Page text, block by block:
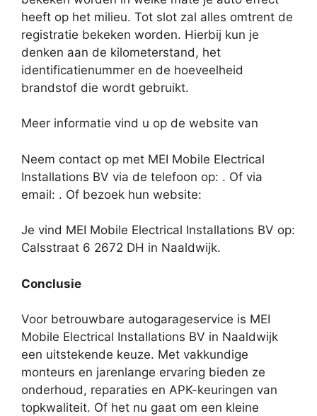
heeft op het milieu. Tot slot zal alles omtrent de
registratie bekeken worden. Hierbij kun je
denken aan de kilometerstand, het
identificatienummer en de hoeveelheid
brandstof die wordt gebruikt.
Meer informatie vind u op de website van
Neem contact op met MEI Mobile Electrical
Installations BV via de telefoon op: . Of via
email: . Of bezoek hun website:
Je vind MEI Mobile Electrical Installations BV op:
Calsstraat 6 2672 DH in Naaldwijk.
Conclusie
Voor betrouwbare autogarageservice is MEI
Mobile Electrical Installations BV in Naaldwijk
een uitstekende keuze. Met vakkundige
monteurs en jarenlange ervaring bieden ze
onderhoud, reparaties en APK-keuringen van
topkwaliteit. Of het nu gaat om een kleine